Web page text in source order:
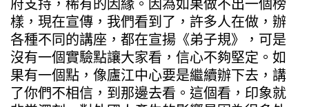
府支持，稀有的因緣。因為如果做不出一個榜
樣，現在宣傳，我們看到了，許多人在做，辦
各種不同的講座，都在宣揚《弟子規》，可是
沒有一個實驗點讓大家看，信心不夠堅定。如
果有一個點，像廬江中心要是繼續辦下去，講
了你們不相信，到那邊去看。這個看，印象就